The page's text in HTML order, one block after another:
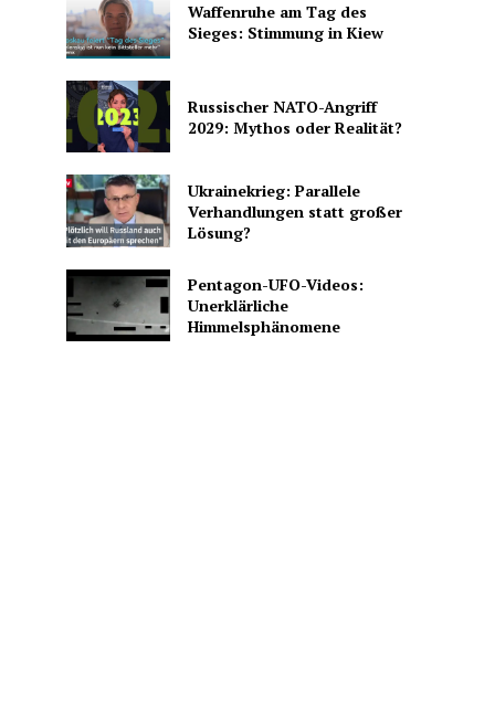
Waffenruhe am Tag des
Sieges: Stimmung in Kiew
Russischer NATO-Angriff
2029: Mythos oder Realität?
Ukrainekrieg: Parallele
Verhandlungen statt großer
Lösung?
Pentagon-UFO-Videos:
Unerklärliche
Himmelsphänomene